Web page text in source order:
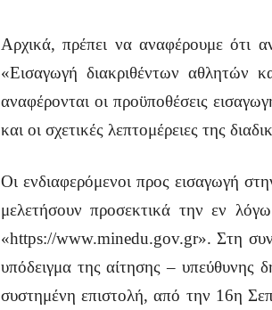
Αρχικά, πρέπει να αναφέρουμε ότι
«Εισαγωγή διακριθέντων αθλητών
αναφέρονται οι προϋποθέσεις
και οι σχετικές λεπτομέρειες της
Οι ενδιαφερόμενοι προς εισαγωγή
μελετήσουν προσεκτικά την εν
«https://www.minedu.gov.gr». Στη
υπόδειγμα της αίτησης – υπεύθυνης
συστημένη επιστολή, από την 16η